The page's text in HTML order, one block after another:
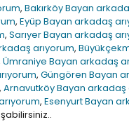
, Bakırköy Bayan
, Eyüp Bayan arkadaş
, Sarıyer Bayan arkadaş
arıyorum,
Ümraniye Bayan arkadaş
, Güngören Bayan
, Arnavutköy Bayan arkadaş
, Esenyurt Bayan